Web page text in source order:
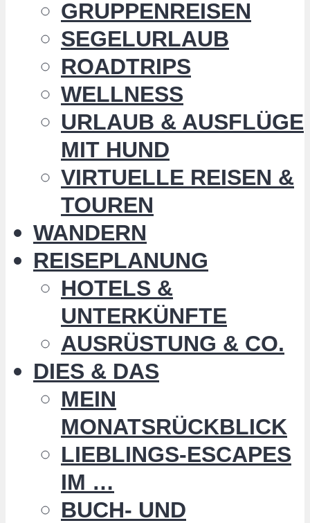
GRUPPENREISEN
SEGELURLAUB
ROADTRIPS
WELLNESS
URLAUB & AUSFLÜGE
MIT HUND
VIRTUELLE REISEN &
TOUREN
WANDERN
REISEPLANUNG
HOTELS &
UNTERKÜNFTE
AUSRÜSTUNG & CO.
DIES & DAS
MEIN
MONATSRÜCKBLICK
LIEBLINGS-ESCAPES
IM …
BUCH- UND